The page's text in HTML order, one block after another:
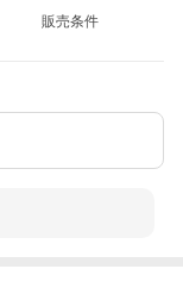
販売条件